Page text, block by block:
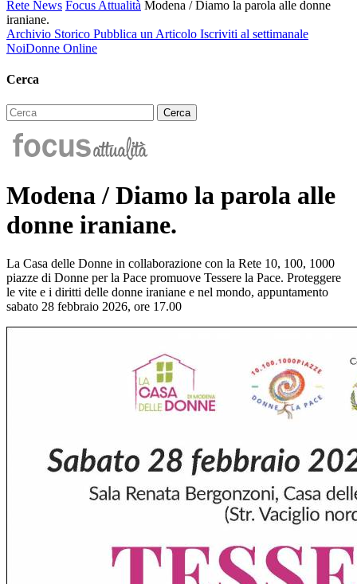
Rete News Focus Attualità Modena / Diamo la parola alle donne
iraniane.
Archivio Storico Pubblica un Articolo Iscriviti al settimanale
NoiDonne Online
Cerca
Modena / Diamo la parola alle
donne iraniane.
La Casa delle Donne in collaborazione con la Rete 10, 100, 1000
piazze di Donne per la Pace promuove Tessere la Pace. Proteggere
le vite e i diritti delle donne iraniane e nel mondo, appuntamento
sabato 28 febbraio 2026, ore 17.00